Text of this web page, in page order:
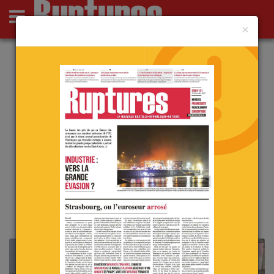
Actus Opinions
Point de Ruptures
Culture
Deutsch
Analyses
L’europarlement croit pouvoir
désigner qui doit diriger l’Iran…
le 09 mars 2026
×